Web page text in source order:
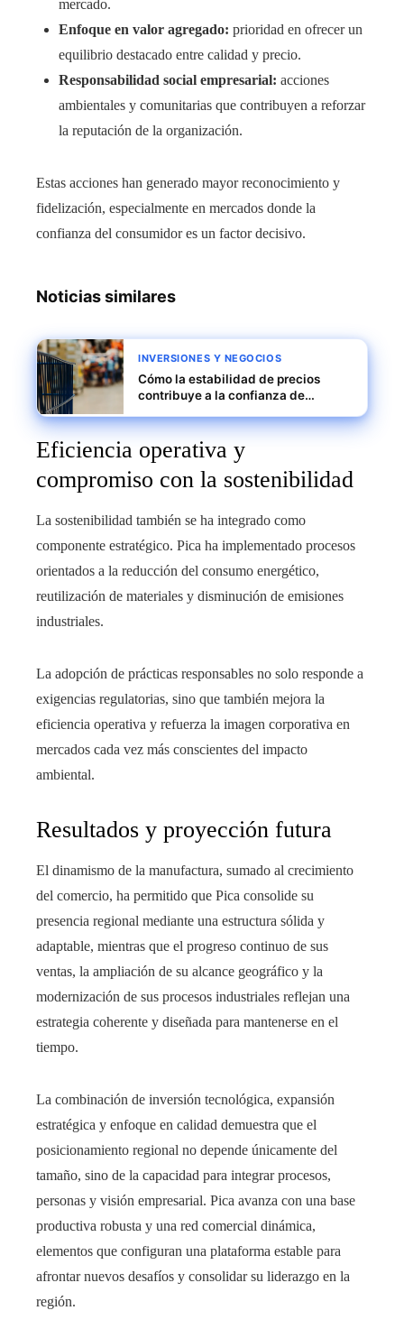
mercado.
Enfoque en valor agregado: prioridad en ofrecer un
equilibrio destacado entre calidad y precio.
Responsabilidad social empresarial: acciones
ambientales y comunitarias que contribuyen a reforzar
la reputación de la organización.
Estas acciones han generado mayor reconocimiento y
fidelización, especialmente en mercados donde la
confianza del consumidor es un factor decisivo.
Noticias similares
INVERSIONES Y NEGOCIOS
Cómo la estabilidad de precios
contribuye a la confianza de
Eficiencia operativa y
compromiso con la sostenibilidad
La sostenibilidad también se ha integrado como
componente estratégico. Pica ha implementado procesos
orientados a la reducción del consumo energético,
reutilización de materiales y disminución de emisiones
industriales.
La adopción de prácticas responsables no solo responde a
exigencias regulatorias, sino que también mejora la
eficiencia operativa y refuerza la imagen corporativa en
mercados cada vez más conscientes del impacto
ambiental.
Resultados y proyección futura
El dinamismo de la manufactura, sumado al crecimiento
del comercio, ha permitido que Pica consolide su
presencia regional mediante una estructura sólida y
adaptable, mientras que el progreso continuo de sus
ventas, la ampliación de su alcance geográfico y la
modernización de sus procesos industriales reflejan una
estrategia coherente y diseñada para mantenerse en el
tiempo.
La combinación de inversión tecnológica, expansión
estratégica y enfoque en calidad demuestra que el
posicionamiento regional no depende únicamente del
tamaño, sino de la capacidad para integrar procesos,
personas y visión empresarial. Pica avanza con una base
productiva robusta y una red comercial dinámica,
elementos que configuran una plataforma estable para
afrontar nuevos desafíos y consolidar su liderazgo en la
región.